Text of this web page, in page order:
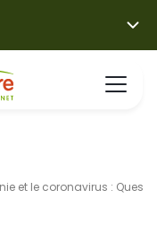
et le coronavirus :